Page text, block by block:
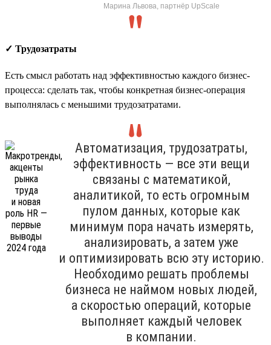
Марина Львова, партнёр UpScale
✓ Трудозатраты
Есть смысл работать над эффективностью каждого бизнес-
процесса: сделать так, чтобы конкретная бизнес-операция
выполнялась с меньшими трудозатратами.
Автоматизация, трудозатраты,
эффективность — все эти вещи
связаны с математикой,
аналитикой, то есть огромным
пулом данных, которые как
минимум пора начать измерять,
анализировать, а затем уже
и оптимизировать всю эту историю.
Необходимо решать проблемы
бизнеса не наймом новых людей,
а скоростью операций, которые
выполняет каждый человек
в компании.